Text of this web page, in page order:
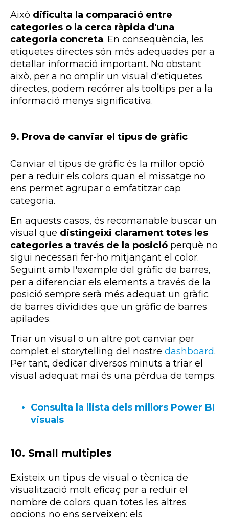
Això dificulta la comparació entre
categories o la cerca ràpida d'una
categoria concreta. En conseqüència, les
etiquetes directes són més adequades per a
detallar informació important. No obstant
això, per a no omplir un visual d'etiquetes
directes, podem recórrer als tooltips per a la
informació menys significativa.
9. Prova de canviar el tipus de gràfic
Canviar el tipus de gràfic és la millor opció
per a reduir els colors quan el missatge no
ens permet agrupar o emfatitzar cap
categoria.
En aquests casos, és recomanable buscar un
visual que distingeixi clarament totes les
categories a través de la posició perquè no
sigui necessari fer-ho mitjançant el color.
Seguint amb l'exemple del gràfic de barres,
per a diferenciar els elements a través de la
posició sempre serà més adequat un gràfic
de barres dividides que un gràfic de barres
apilades.
Triar un visual o un altre pot canviar per
complet el storytelling del nostre dashboard.
Per tant, dedicar diversos minuts a triar el
visual adequat mai és una pèrdua de temps.
Consulta la llista dels millors Power BI
visuals
10. Small multiples
Existeix un tipus de visual o tècnica de
visualització molt eficaç per a reduir el
nombre de colors quan totes les altres
opcions no ens serveixen: els